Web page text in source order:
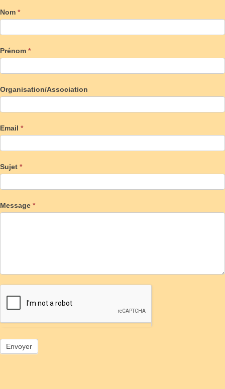
Nom *
Prénom *
Organisation/Association
Email *
Sujet *
Message *